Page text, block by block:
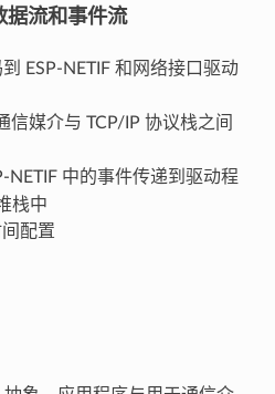
据流和事件流
ESP-NETIF 和网络接口驱动
信媒介与 TCP/IP 协议栈之间
NETIF 中的事件传递到驱动程
栈中
配置